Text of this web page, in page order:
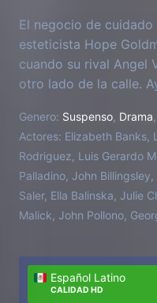
El negocio de
esteticista Hope
cuando su rival Angel
otro lado de la calle.
arruinar su reputación.
Genero: Suspenso, Drama,
Actores: Elizabeth Banks,
Rodriguez, Luis Gerardo
Palladino, John
Saler, Ella Balinska, Julie
Malick, John Pollono,
Español Latino
CALIDAD HD